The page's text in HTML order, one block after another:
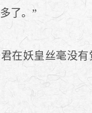
了。”
在妖皇丝毫没有